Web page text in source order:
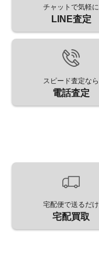
チャットで気軽に
LINE査定
スピード査定なら
電話査定
宅配便で送るだけ
宅配買取